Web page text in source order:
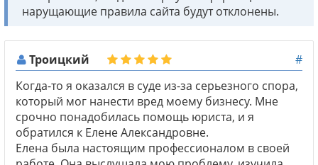
нарущающие правила сайта будут отклонены.
Троицкий
#
Когда-то я оказался в суде из-за серьезного спора,
который мог нанести вред моему бизнесу. Мне
срочно понадобилась помощь юриста, и я
обратился к Елене Александровне.
Елена была настоящим профессионалом в своей